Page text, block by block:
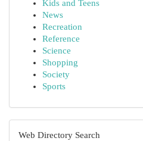
Kids and Teens
News
Recreation
Reference
Science
Shopping
Society
Sports
Web Directory Search